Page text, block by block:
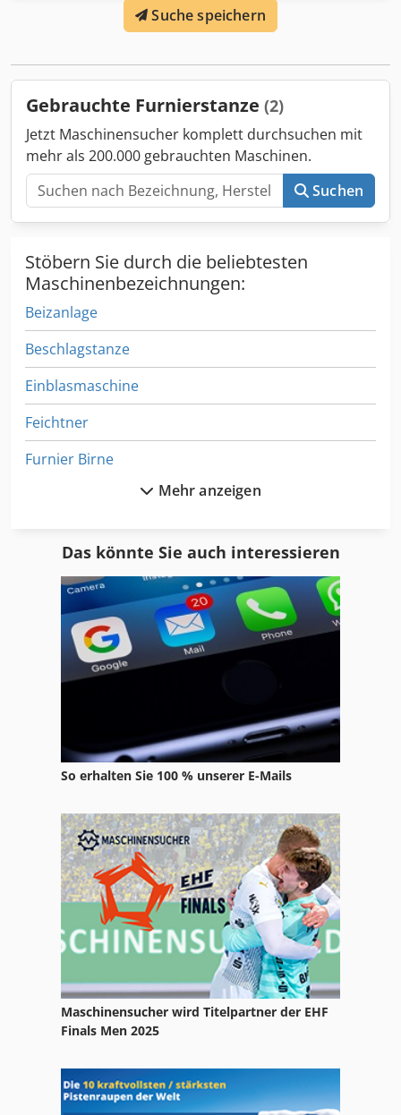
Suche speichern
Gebrauchte Furnierstanze (2)
Jetzt Maschinensucher komplett durchsuchen mit
mehr als 200.000 gebrauchten Maschinen.
Suchen
Stöbern Sie durch die beliebtesten
Maschinenbezeichnungen:
Beizanlage
Beschlagstanze
Einblasmaschine
Feichtner
Furnier Birne
Furnierfuegemaschine
Furniernähmaschine
Furniersaege
Furniersaege Scheer
Furnierschneidemaschine
Holzheizung
Holzrahmenbautisch
Holztrocknungsanlage
Holzzerkleinerungsmaschine
Nullfugen-Kantenanleimmaschine
Stechbeitelschleifmaschine
Mehr anzeigen
Das könnte Sie auch interessieren
So erhalten Sie 100 % unserer E-Mails
Maschinensucher wird Titelpartner der EHF
Finals Men 2025